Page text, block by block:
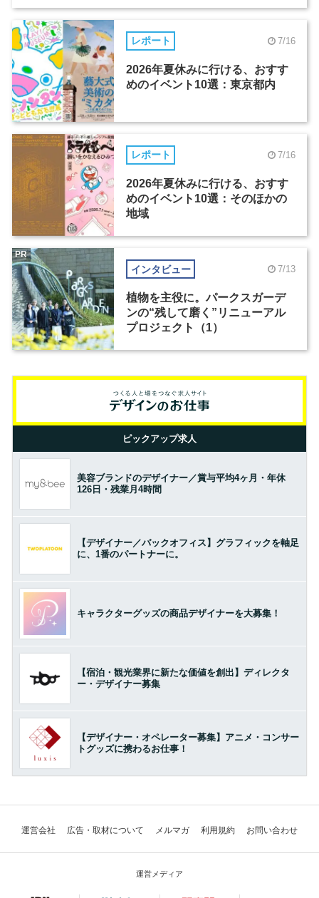
レポート 7/16
2026年夏休みに行ける、おすす
めのイベント10選：東京都内
レポート 7/16
2026年夏休みに行ける、おすす
めのイベント10選：そのほかの
地域
インタビュー 7/13
植物を主役に。パークスガーデ
ンの“残して磨く”リニューアル
プロジェクト（1）
PR
ピックアップ求人
美容ブランドのデザイナー／賞与平均4ヶ月・年休
126日・残業月4時間
【デザイナー／バックオフィス】グラフィックを軸足
に、1番のパートナーに。
キャラクターグッズの商品デザイナーを大募集！
【宿泊・観光業界に新たな価値を創出】ディレクタ
ー・デザイナー募集
【デザイナー・オペレーター募集】アニメ・コンサー
トグッズに携わるお仕事！
運営会社 広告・取材について メルマガ 利用規約 お問い合わせ
運営メディア